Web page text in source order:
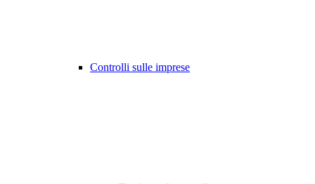
Controlli sulle imprese